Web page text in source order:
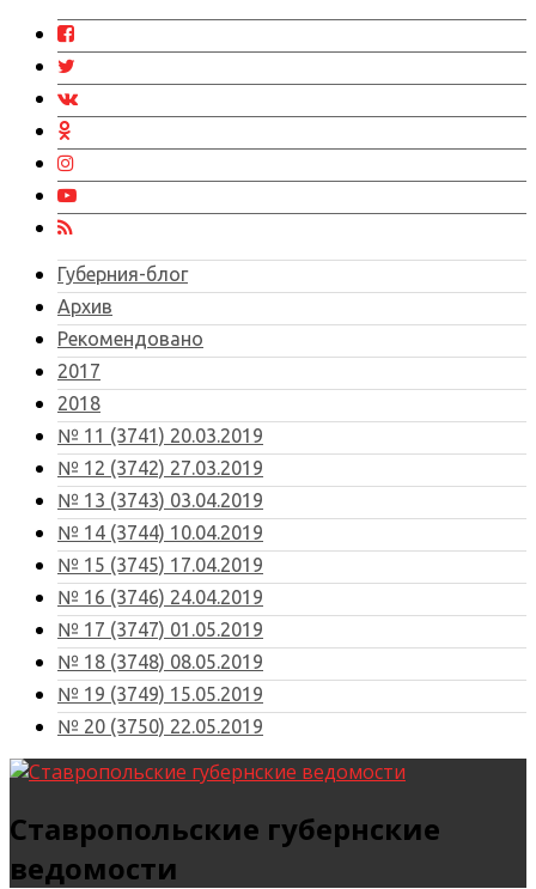
Губерния-блог
Архив
Рекомендовано
2017
2018
№ 11 (3741) 20.03.2019
№ 12 (3742) 27.03.2019
№ 13 (3743) 03.04.2019
№ 14 (3744) 10.04.2019
№ 15 (3745) 17.04.2019
№ 16 (3746) 24.04.2019
№ 17 (3747) 01.05.2019
№ 18 (3748) 08.05.2019
№ 19 (3749) 15.05.2019
№ 20 (3750) 22.05.2019
Ставропольские губернские
ведомости